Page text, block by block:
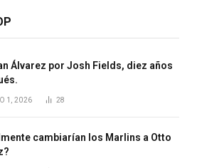
Álvarez por Josh Fields, diez años
1, 2026 28
cambiarían los Marlins a Otto